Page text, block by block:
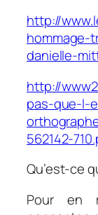
http://
danielle-
http://
pas-que-l-
562142-
Qu’est-ce
Pour en